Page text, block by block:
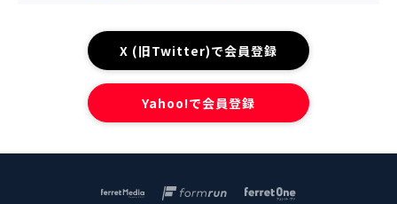
X (旧Twitter)で会員登録
Yahoo!で会員登録